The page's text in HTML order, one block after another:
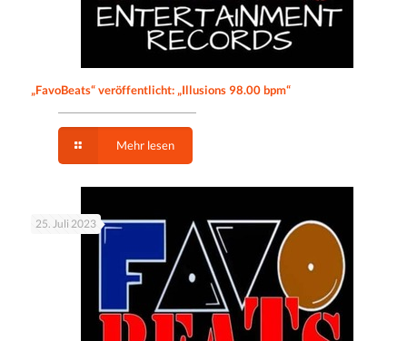
„FavoBeats“ veröffentlicht: „Illusions 98.00 bpm“
Mehr lesen
25. Juli 2023